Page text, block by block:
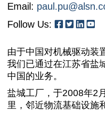
Email:
Follow Us:
由于中国对机械驱动装
我们已通过在江苏省盐
中国的业务。
盐城工厂，于2008年2
里，邻近物流基础设施